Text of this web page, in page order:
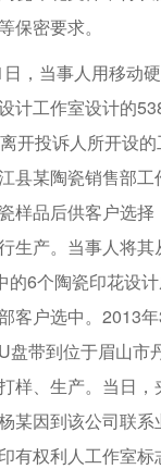
保密要求。
当事人用移动硬
计工作室设计的
开投诉人所开设的
县某陶瓷销售部
样品后供客户选
生产。当事人将
的6个陶瓷印花设
客户选中。2013
盘带到位于眉山市
样、生产。当日
某因到该公司联系
有权利人工作室